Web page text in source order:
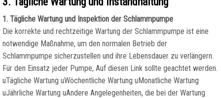
1. Tägliche Wartung und Inspektion der Schlammpumpe
Die korrekte und rechtzeitige Wartung der Schlammpumpe ist eine
notwendige Maßnahme, um den normalen Betrieb der
Schlammpumpe sicherzustellen und ihre Lebensdauer zu verlängern.
Für den Einsatz jeder Pumpe, Auf diesen Link sollte geachtet werden.
uTägliche Wartung uWöchentliche Wartung uMonatliche Wartung
uJährliche Wartung uAndere Angelegenheiten, die bei der Wartung